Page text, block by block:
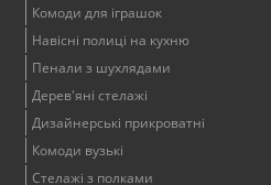
Комоди для іграшок
Навісні полиці на кухню
Пенали з шухлядами
Дерев'яні стелажі
Дизайнерські прикроватні
Комоди вузькі
Стелажі з полками